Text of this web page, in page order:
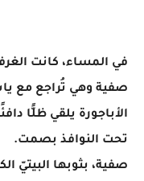
في المساء، كانت
صفية وهي تُراجع مع
الأباجورة يلقي ظلًّا
تحت النوافذ بصمت.
صفية، بثوبها